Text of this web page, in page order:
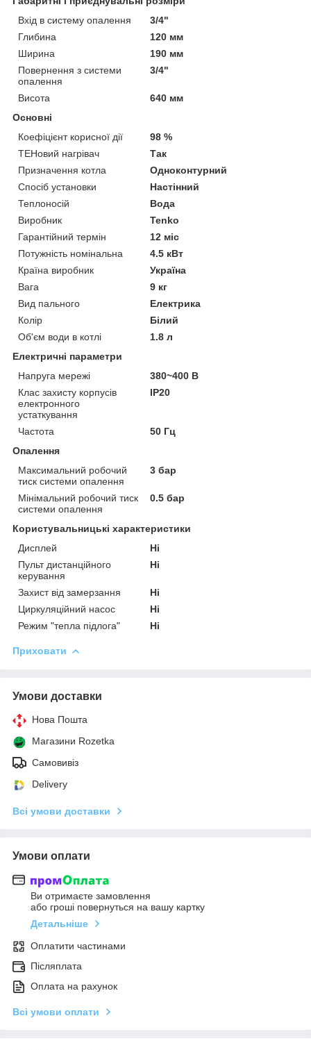
Вхід в систему опалення
3/4"
Глибина
120 мм
Ширина
190 мм
Повернення з системи
опалення
3/4"
Висота
640 мм
Основні
Коефіцієнт корисної дії
98 %
ТЕНовий нагрівач
Так
Призначення котла
Одноконтурний
Спосіб установки
Настінний
Теплоносій
Вода
Виробник
Tenko
Гарантійний термін
12 міс
Потужність номінальна
4.5 кВт
Країна виробник
Україна
Вага
9 кг
Вид пального
Електрика
Колір
Білий
Об'єм води в котлі
1.8 л
Електричні параметри
Напруга мережі
380~400 В
Клас захисту корпусів
електронного
устаткування
IP20
Частота
50 Гц
Опалення
Максимальний робочий
тиск системи опалення
3 бар
Мінімальний робочий тиск
системи опалення
0.5 бар
Користувальницькі характеристики
Дисплей
Ні
Пульт дистанційного
керування
Ні
Захист від замерзання
Ні
Циркуляційний насос
Ні
Режим "тепла підлога"
Ні
Приховати
Умови доставки
Нова Пошта
Магазини Rozetka
Самовивіз
Delivery
Всі умови доставки
Умови оплати
Ви отримаєте замовлення
або гроші повернуться на вашу картку
Детальніше
Оплатити частинами
Післяплата
Оплата на рахунок
Всі умови оплати